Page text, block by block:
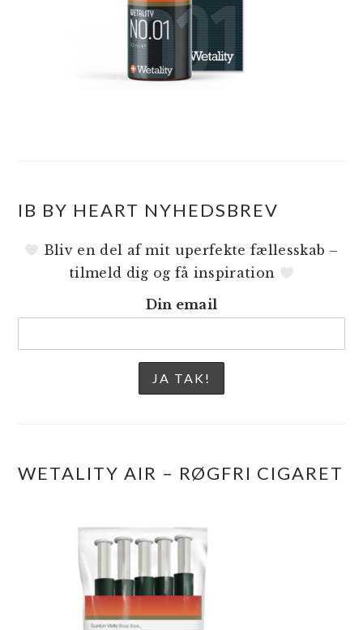
IB BY HEART NYHEDSBREV
Bliv en del af mit uperfekte fællesskab –
tilmeld dig og få inspiration
Din email
WETALITY AIR – RØGFRI CIGARET